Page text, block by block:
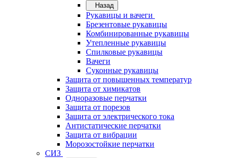
Назад
Рукавицы и вачеги
Брезентовые рукавицы
Комбинированные рукавицы
Утепленные рукавицы
Спилковые рукавицы
Вачеги
Суконные рукавицы
Защита от повышенных температур
Защита от химикатов
Одноразовые перчатки
Защита от порезов
Защита от электрического тока
Антистатические перчатки
Защита от вибрации
Морозостойкие перчатки
СИЗ